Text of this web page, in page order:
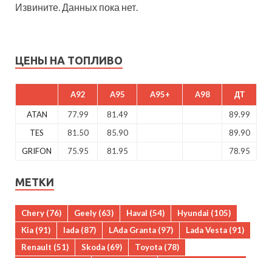
Извините. Данных пока нет.
ЦЕНЫ НА ТОПЛИВО
A92 A95 A95+ A98 ДТ
ATAN 77.99 81.49
89.99
TES
81.50 85.90
89.90
GRIFON
75.95 81.95 78.95
МЕТКИ
Chery (76) Geely (63) Haval (54) Hyundai (105)
Kia (91) lada (87) LAda Granta (97) Lada Vesta (91)
Renault (51) Skoda (69) Toyota (78)